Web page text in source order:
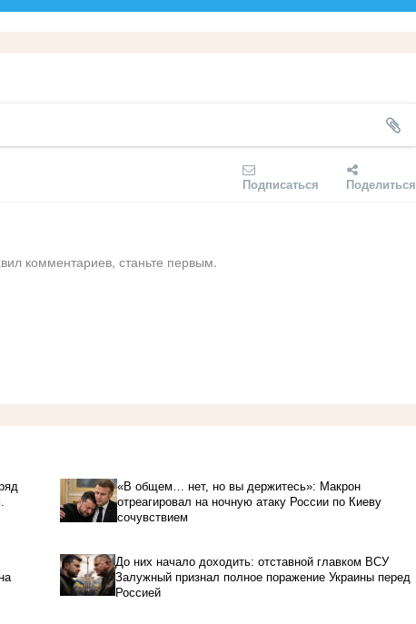
Подписаться Поделиться
комментариев, станьте первым.
«В общем… нет, но вы держитесь»: Макрон
отреагировал на ночную атаку России по Киеву
сочувствием
До них начало доходить: отставной главком ВСУ
Залужный признал полное поражение Украины перед
Россией